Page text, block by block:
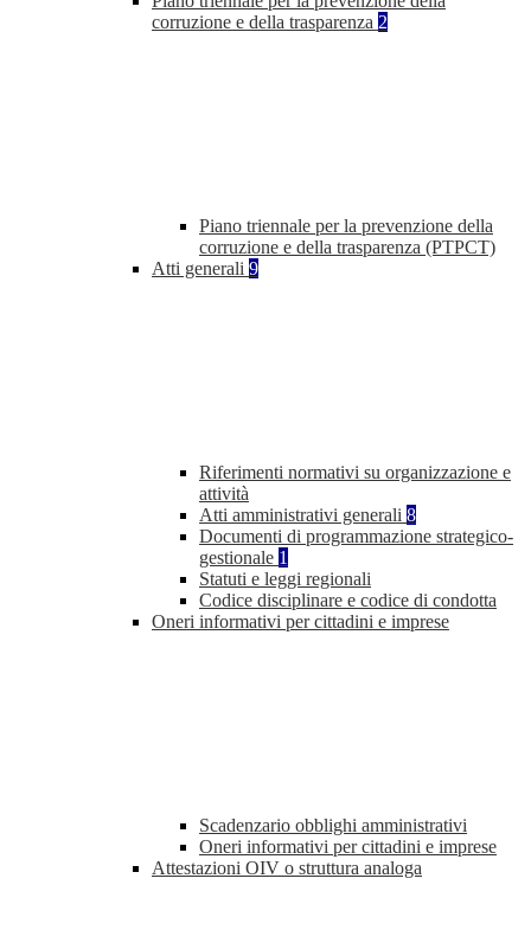
corruzione e della trasparenza 2
Piano triennale per la prevenzione della
corruzione e della trasparenza (PTPCT)
Atti generali 9
Riferimenti normativi su organizzazione e
attività
Atti amministrativi generali 8
Documenti di programmazione strategico-
gestionale 1
Statuti e leggi regionali
Codice disciplinare e codice di condotta
Oneri informativi per cittadini e imprese
Scadenzario obblighi amministrativi
Oneri informativi per cittadini e imprese
Attestazioni OIV o struttura analoga